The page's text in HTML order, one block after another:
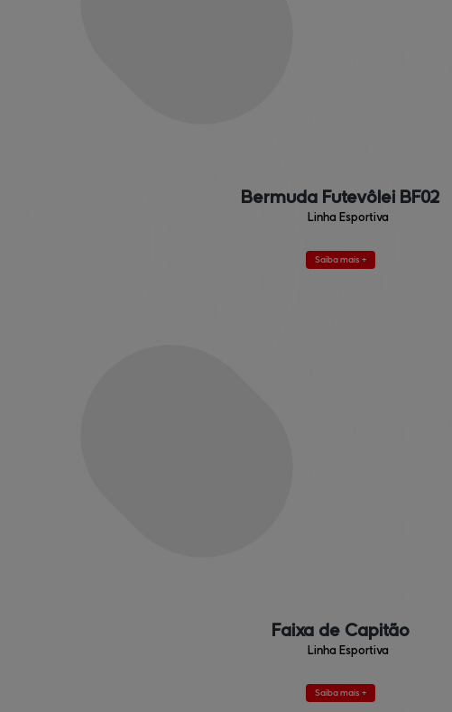
Bermuda Futevôlei BF02
Linha Esportiva
Saiba mais +
Faixa de Capitão
Linha Esportiva
Saiba mais +